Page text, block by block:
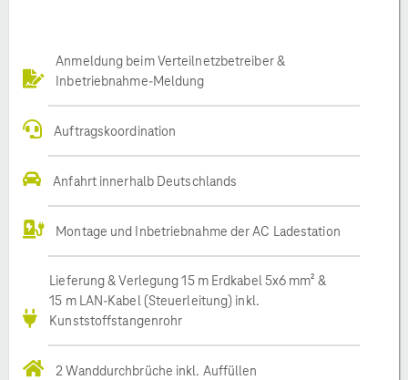
Anmeldung beim Verteilnetzbetreiber &
Inbetriebnahme-Meldung
Auftragskoordination
Anfahrt innerhalb Deutschlands
Montage und Inbetriebnahme der AC Ladestation
Lieferung & Verlegung 15 m Erdkabel 5x6 mm² &
15 m LAN-Kabel (Steuerleitung) inkl.
Kunststoffstangenrohr
2 Wanddurchbrüche inkl. Auffüllen